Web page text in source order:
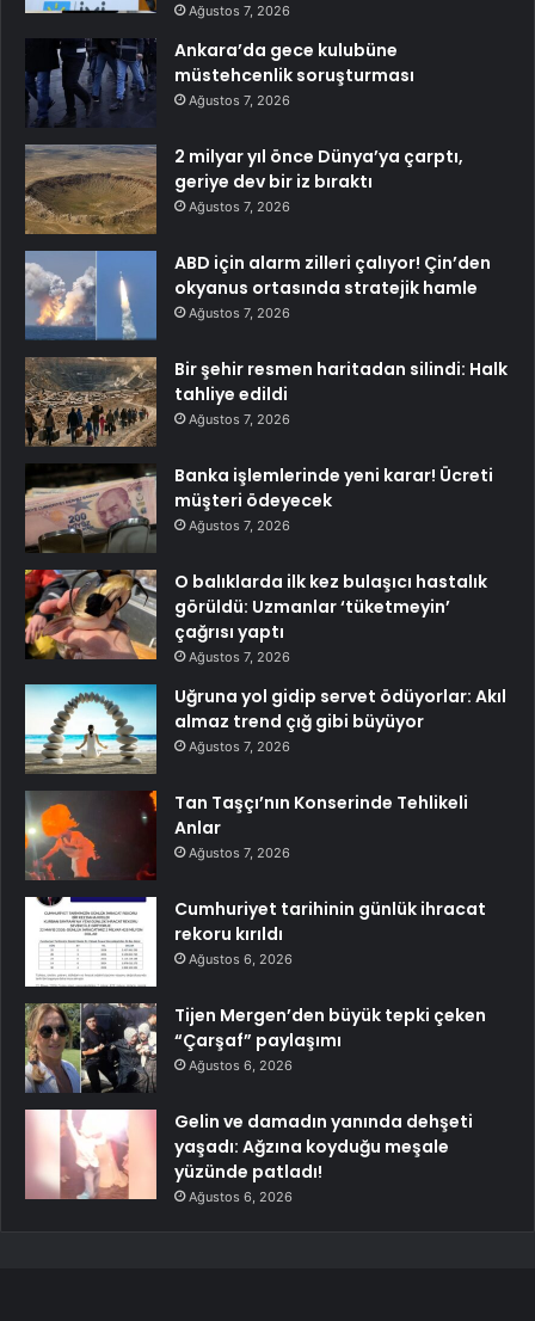
Ağustos 7, 2026
Ankara’da gece kulubüne
müstehcenlik soruşturması
Ağustos 7, 2026
2 milyar yıl önce Dünya’ya çarptı,
geriye dev bir iz bıraktı
Ağustos 7, 2026
ABD için alarm zilleri çalıyor! Çin’den
okyanus ortasında stratejik hamle
Ağustos 7, 2026
Bir şehir resmen haritadan silindi: Halk
tahliye edildi
Ağustos 7, 2026
Banka işlemlerinde yeni karar! Ücreti
müşteri ödeyecek
Ağustos 7, 2026
O balıklarda ilk kez bulaşıcı hastalık
görüldü: Uzmanlar ‘tüketmeyin’
çağrısı yaptı
Ağustos 7, 2026
Uğruna yol gidip servet ödüyorlar: Akıl
almaz trend çığ gibi büyüyor
Ağustos 7, 2026
Tan Taşçı’nın Konserinde Tehlikeli
Anlar
Ağustos 7, 2026
Cumhuriyet tarihinin günlük ihracat
rekoru kırıldı
Ağustos 6, 2026
Tijen Mergen’den büyük tepki çeken
“Çarşaf” paylaşımı
Ağustos 6, 2026
Gelin ve damadın yanında dehşeti
yaşadı: Ağzına koyduğu meşale
yüzünde patladı!
Ağustos 6, 2026